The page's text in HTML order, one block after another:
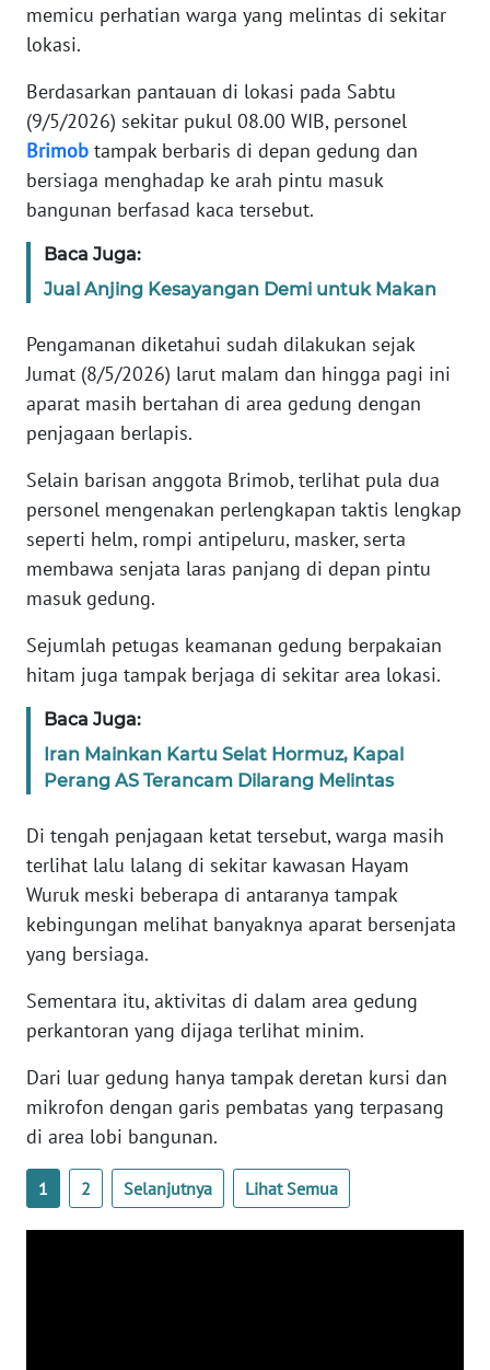
memicu perhatian warga yang melintas di sekitar
lokasi.
Berdasarkan pantauan di lokasi pada Sabtu
(9/5/2026) sekitar pukul 08.00 WIB, personel
Brimob tampak berbaris di depan gedung dan
bersiaga menghadap ke arah pintu masuk
bangunan berfasad kaca tersebut.
Baca Juga:
Jual Anjing Kesayangan Demi untuk Makan
Pengamanan diketahui sudah dilakukan sejak
Jumat (8/5/2026) larut malam dan hingga pagi ini
aparat masih bertahan di area gedung dengan
penjagaan berlapis.
Selain barisan anggota Brimob, terlihat pula dua
personel mengenakan perlengkapan taktis lengkap
seperti helm, rompi antipeluru, masker, serta
membawa senjata laras panjang di depan pintu
masuk gedung.
Sejumlah petugas keamanan gedung berpakaian
hitam juga tampak berjaga di sekitar area lokasi.
Baca Juga:
Iran Mainkan Kartu Selat Hormuz, Kapal
Perang AS Terancam Dilarang Melintas
Di tengah penjagaan ketat tersebut, warga masih
terlihat lalu lalang di sekitar kawasan Hayam
Wuruk meski beberapa di antaranya tampak
kebingungan melihat banyaknya aparat bersenjata
yang bersiaga.
Sementara itu, aktivitas di dalam area gedung
perkantoran yang dijaga terlihat minim.
Dari luar gedung hanya tampak deretan kursi dan
mikrofon dengan garis pembatas yang terpasang
di area lobi bangunan.
1 2 Selanjutnya Lihat Semua
KONTAK
INFO
IKLAN
TENTANG
KAMI
PEDOMAN
MEDIA
REDAKSI
KARIR
DISCLAIMER
Wahana
News
Regional
WN
SUMUT
JAKARTA
JABAR
WN
BANTEN
NTT
KEPRI
WN